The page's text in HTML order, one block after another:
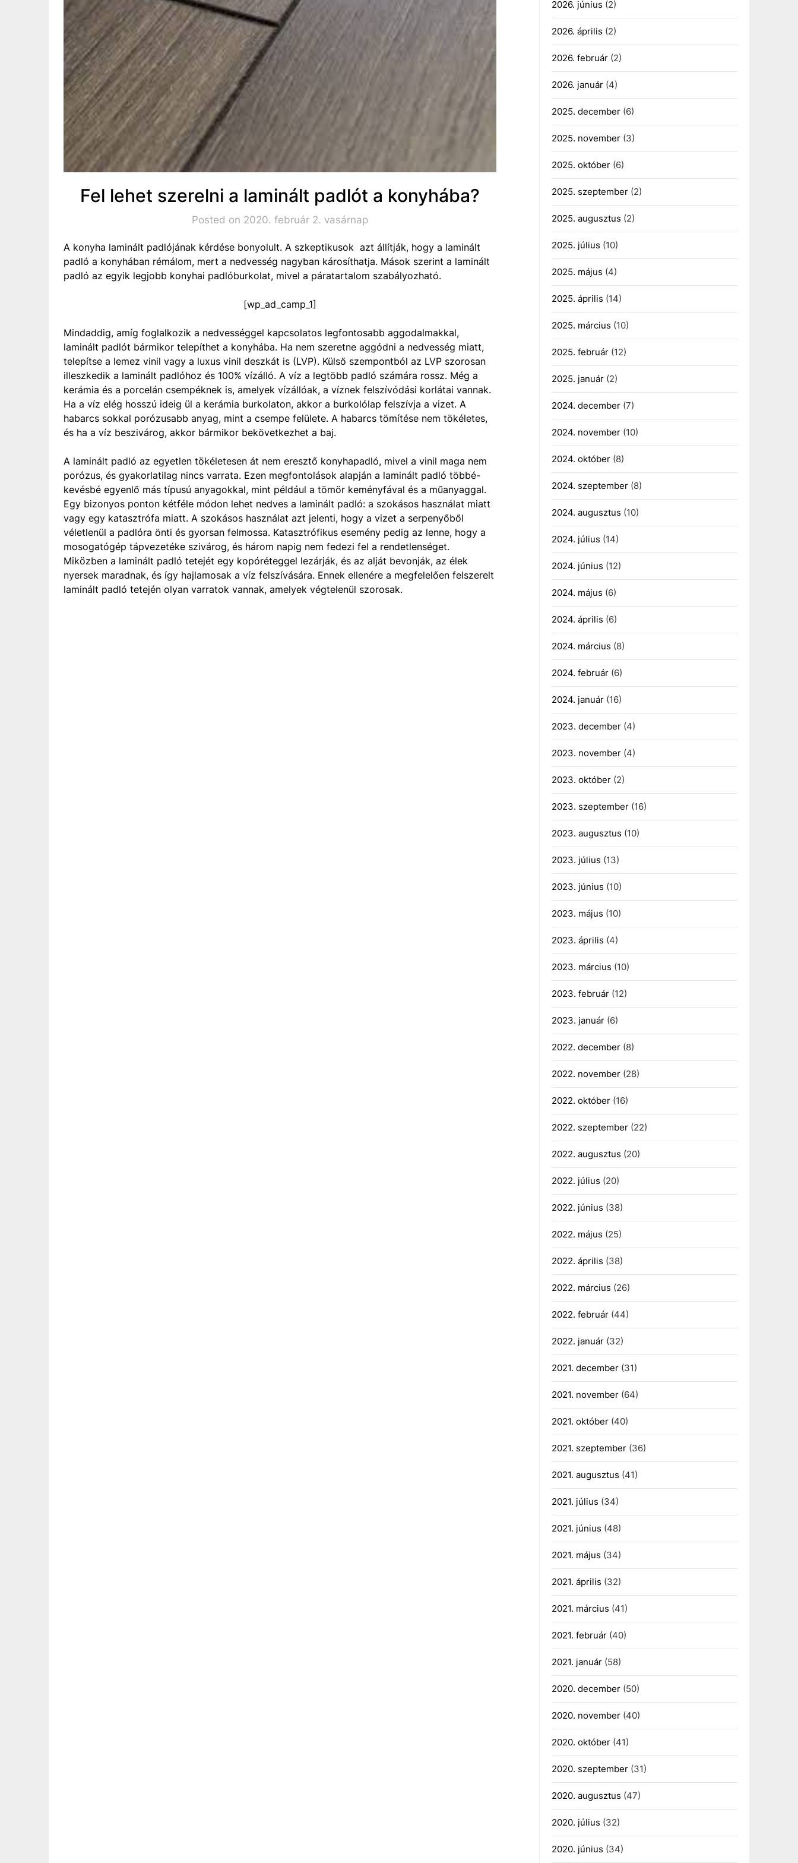
Fel lehet szerelni a laminált padlót a konyhába?
Posted on 2020. február 2. vasárnap
A konyha laminált padlójának kérdése bonyolult. A szkeptikusok azt állítják, hogy a laminált
padló a konyhában rémálom, mert a nedvesség nagyban károsíthatja. Mások szerint a laminált
padló az egyik legjobb konyhai padlóburkolat, mivel a páratartalom szabályozható.
[wp_ad_camp_1]
Mindaddig, amíg foglalkozik a nedvességgel kapcsolatos legfontosabb aggodalmakkal,
laminált padlót bármikor telepíthet a konyhába. Ha nem szeretne aggódni a nedvesség miatt,
telepítse a lemez vinil vagy a luxus vinil deszkát is (LVP). Külső szempontból az LVP szorosan
illeszkedik a laminált padlóhoz és 100% vízálló. A víz a legtöbb padló számára rossz. Még a
kerámia és a porcelán csempéknek is, amelyek vízállóak, a víznek felszívódási korlátai vannak.
Ha a víz elég hosszú ideig ül a kerámia burkolaton, akkor a burkolólap felszívja a vizet. A
habarcs sokkal porózusabb anyag, mint a csempe felülete. A habarcs tömítése nem tökéletes,
és ha a víz beszivárog, akkor bármikor bekövetkezhet a baj.
A laminált padló az egyetlen tökéletesen át nem eresztő konyhapadló, mivel a vinil maga nem
porózus, és gyakorlatilag nincs varrata. Ezen megfontolások alapján a laminált padló többé-
kevésbé egyenlő más típusú anyagokkal, mint például a tömör keményfával és a műanyaggal.
Egy bizonyos ponton kétféle módon lehet nedves a laminált padló: a szokásos használat miatt
vagy egy katasztrófa miatt. A szokásos használat azt jelenti, hogy a vizet a serpenyőből
véletlenül a padlóra önti és gyorsan felmossa. Katasztrófikus esemény pedig az lenne, hogy a
mosogatógép tápvezetéke szivárog, és három napig nem fedezi fel a rendetlenséget.
Miközben a laminált padló tetejét egy kopóréteggel lezárják, és az alját bevonják, az élek
nyersek maradnak, és így hajlamosak a víz felszívására. Ennek ellenére a megfelelően felszerelt
laminált padló tetején olyan varratok vannak, amelyek végtelenül szorosak.
2026. június (2)
2026. április (2)
2026. február(2)
2026. január(4)
2025. december(6)
2025. november(3)
2025. október(6)
2025. szeptember(2)
2025. augusztus (2)
2025. július (10)
2025. május (4)
2025. április (14)
2025. március (10)
2025. február(12)
2025. január(2)
2024. december(7)
2024. november(10)
2024. október(8)
2024. szeptember(8)
2024. augusztus (10)
2024. július (14)
2024. június (12)
2024. május (6)
2024. április (6)
2024. március (8)
2024. február(6)
2024. január(16)
2023. december(4)
2023. november(4)
2023. október(2)
2023. szeptember(16)
2023. augusztus (10)
2023. július (13)
2023. június (10)
2023. május (10)
2023. április (4)
2023. március (10)
2023. február(12)
2023. január(6)
2022. december(8)
2022. november(28)
2022. október(16)
2022. szeptember(22)
2022. augusztus (20)
2022. július (20)
2022. június (38)
2022. május (25)
2022. április (38)
2022. március (26)
2022. február(44)
2022. január(32)
2021. december(31)
2021. november(64)
2021. október(40)
2021. szeptember(36)
2021. augusztus (41)
2021. július (34)
2021. június (48)
2021. május (34)
2021. április (32)
2021. március (41)
2021. február(40)
2021. január(58)
2020. december(50)
2020. november(40)
2020. október(41)
2020. szeptember(31)
2020. augusztus (47)
2020. július (32)
2020. június (34)